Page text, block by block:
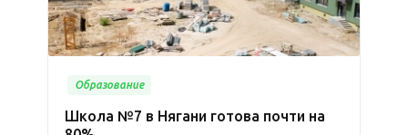
Образование
Школа №7 в Нягани готова почти на